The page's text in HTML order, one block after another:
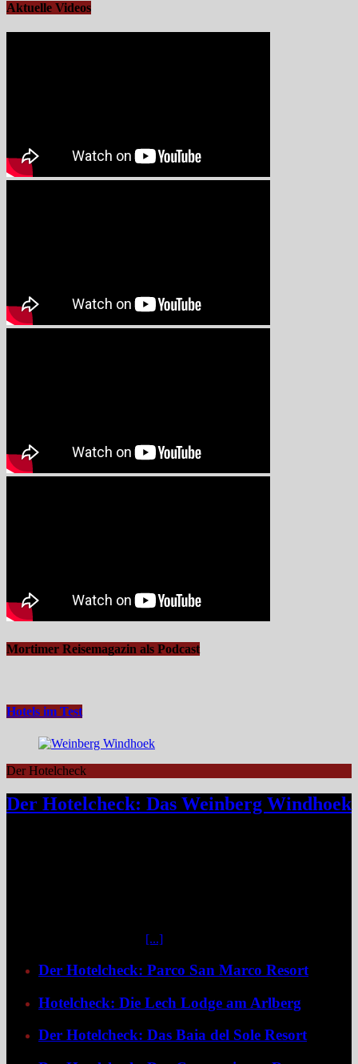
Aktuelle Videos
Mortimer Reisemagazin als Podcast
Hotels im Test
Der Hotelcheck
Der Hotelcheck: Das Weinberg Windhoek
[...]
Der Hotelcheck: Parco San Marco Resort
Hotelcheck: Die Lech Lodge am Arlberg
Der Hotelcheck: Das Baia del Sole Resort